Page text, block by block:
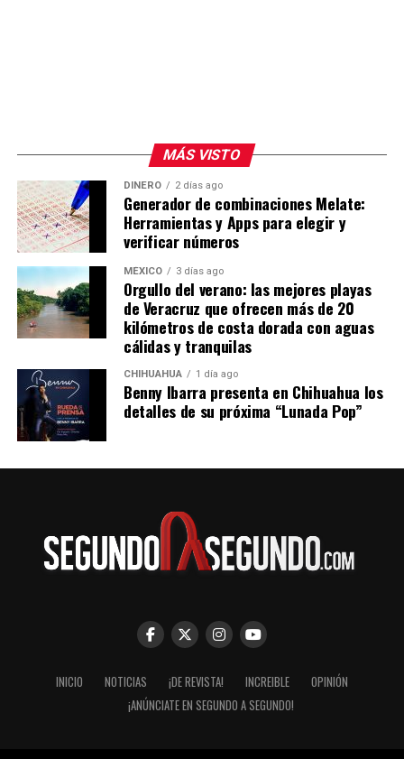
MÁS VISTO
DINERO 2 días ago
Generador de combinaciones Melate:
Herramientas y Apps para elegir y
verificar números
MÉXICO 3 días ago
Orgullo del verano: las mejores playas
de Veracruz que ofrecen más de 20
kilómetros de costa dorada con aguas
cálidas y tranquilas
CHIHUAHUA 1 día ago
Benny Ibarra presenta en Chihuahua los
detalles de su próxima “Lunada Pop”
INICIO NOTICIAS ¡DE REVISTA! INCREIBLE
OPINIÓN
¡ANÚNCIATE EN SEGUNDO A SEGUNDO!